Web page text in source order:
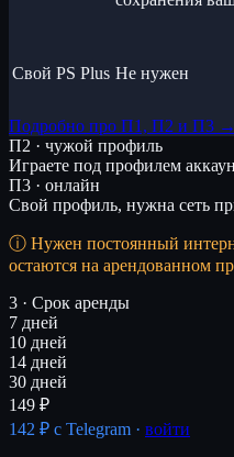
Свой PS Plus Не нужен
Подробно про П1, П2 и П3 →
П2 · чужой профиль
Играете под профилем
П3 · онлайн
Свой профиль, нужна сеть
Нужен постоянный
остаются на арендованном
3 · Срок аренды
7 дней
10 дней
14 дней
30 дней
149 ₽
142 ₽ с Telegram · войти